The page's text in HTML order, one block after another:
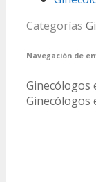
Categorías
Navegación de
Ginecólogos
Ginecólogos